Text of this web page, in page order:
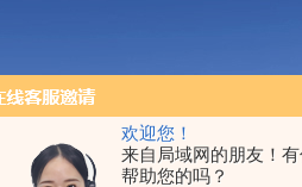
欢迎您！
来自局域网的朋友！
帮助您的吗？